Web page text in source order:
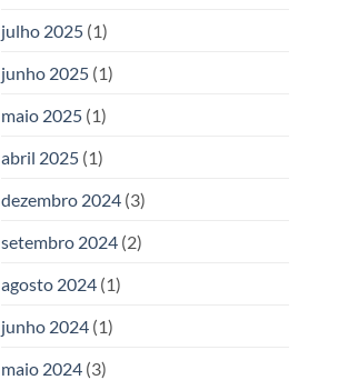
julho 2025 (1)
junho 2025 (1)
maio 2025 (1)
abril 2025 (1)
dezembro 2024 (3)
setembro 2024 (2)
agosto 2024 (1)
junho 2024 (1)
maio 2024 (3)